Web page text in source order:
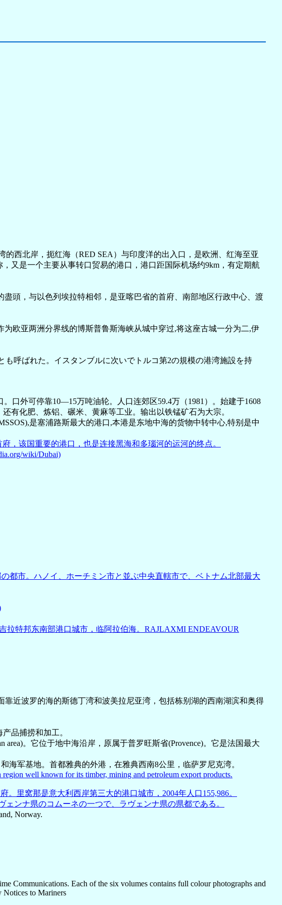
西北岸，扼红海（RED SEA）与印度洋的出入口，是欧洲、红海至亚
又是一个主要从事转口贸易的港口，港口距国际机场约9km，有定期航
欧亚两洲分界线的博斯普鲁斯海峡从城中穿过,将这座古城一分为二,伊
も呼ばれた。イスタンブルに次いでトルコ第2の規模の港湾施設を持
口外可停靠10—15万吨油轮。人口连郊区59.4万（1981）。始建于1608
有化肥、炼铝、碾米、黄麻等工业。输出以铁锰矿石为大宗。
是塞浦路斯最大的港口,本港是东地中海的货物中转中心,特别是中
，该国重要的港口，也是连接黑海和多瑙河的运河的终点。
wiki/Dubai)
都市。ハノイ、ホーチミン市と並ぶ中央直轄市で、ベトナム北部最大
拉特邦东南部港口城市，临阿拉伯海。RAJLAXMI ENDEAVOUR
靠近波罗的海的斯德丁湾和波美拉尼亚湾，包括栋别湖的西南湖滨和奥得
品捕捞和加工。
area)。它位于地中海沿岸，原属于普罗旺斯省(Provence)。它是法国最大
海军基地。首都雅典的外港，在雅典西南8公里，临萨罗尼克湾。
well known for its timber, mining and petroleum export products.
里窝那是意大利西岸第三大的港口城市，2004年人口155,986。
ェンナ県のコムーネの一つで、ラヴェンナ県の県都である。
Norway.
Communications. Each of the six volumes contains full colour photographs and
Notices to Mariners